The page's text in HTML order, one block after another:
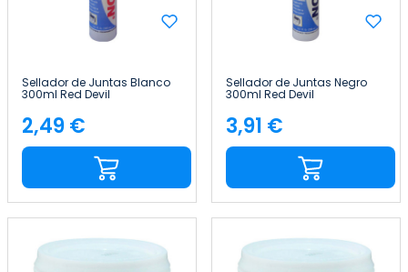
Sellador de Juntas Blanco
300ml Red Devil
Precio
2,49 €
Sellador de Juntas Negro
300ml Red Devil
Precio
3,91 €